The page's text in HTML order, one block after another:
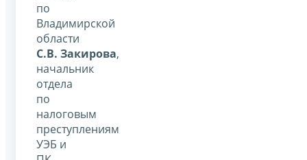
по
Владимирской
области
С.В. Закирова,
начальник
отдела
по
налоговым
преступлениям
УЭБ и